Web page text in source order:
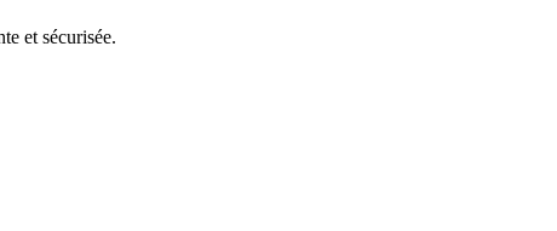
et sécurisée.